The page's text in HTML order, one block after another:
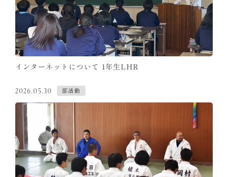
インターネットについて 1年生LHR
2026.05.30 部活動